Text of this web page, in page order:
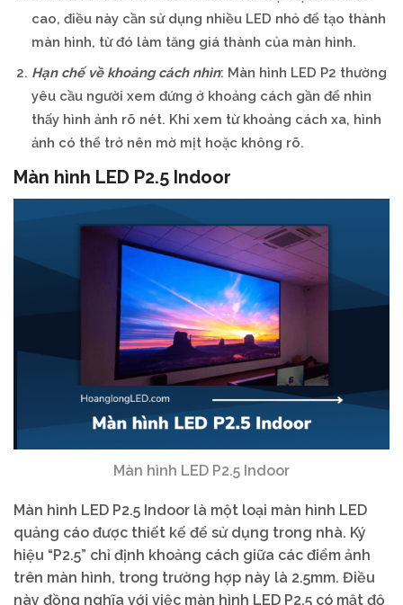
cao, điều này cần sử dụng nhiều LED nhỏ để tạo thành
màn hình, từ đó làm tăng giá thành của màn hình.
Hạn chế về khoảng cách nhìn: Màn hình LED P2 thường
yêu cầu người xem đứng ở khoảng cách gần để nhìn
thấy hình ảnh rõ nét. Khi xem từ khoảng cách xa, hình
ảnh có thể trở nên mờ mịt hoặc không rõ.
Màn hình LED P2.5 Indoor
Màn hình LED P2.5 Indoor
Màn hình LED P2.5 Indoor là một loại màn hình LED
quảng cáo được thiết kế để sử dụng trong nhà. Ký
hiệu “P2.5” chỉ định khoảng cách giữa các điểm ảnh
trên màn hình, trong trường hợp này là 2.5mm. Điều
này đồng nghĩa với việc màn hình LED P2.5 có mật độ